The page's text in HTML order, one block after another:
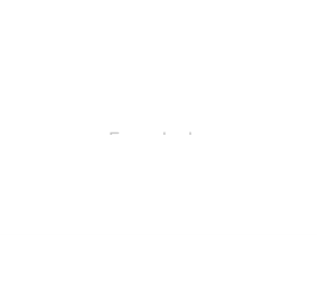
Europlast интернет-